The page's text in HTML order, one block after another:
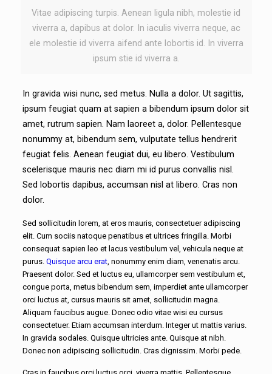
Vitae adipiscing turpis. Aenean ligula nibh, molestie id
viverra a, dapibus at dolor. In iaculis viverra neque, ac
ele molestie id viverra aifend ante lobortis id. In viverra
ipsum stie id viverra a.
In gravida wisi nunc, sed metus. Nulla a dolor. Ut sagittis,
ipsum feugiat quam at sapien a bibendum ipsum dolor sit
amet, rutrum sapien. Nam laoreet a, dolor. Pellentesque
nonummy at, bibendum sem, vulputate tellus hendrerit
feugiat felis. Aenean feugiat dui, eu libero. Vestibulum
scelerisque mauris nec diam mi id purus convallis nisl.
Sed lobortis dapibus, accumsan nisl at libero. Cras non
dolor.
Sed sollicitudin lorem, at eros mauris, consectetuer adipiscing
elit. Cum sociis natoque penatibus et ultrices fringilla. Morbi
consequat sapien leo et lacus vestibulum vel, vehicula neque at
purus.Quisque arcu erat, nonummy enim diam, venenatis arcu.
Praesent dolor. Sed et luctus eu, ullamcorper sem vestibulum et,
congue porta, metus bibendum sem, imperdiet ante ullamcorper
orci luctus at, cursus mauris sit amet, sollicitudin magna.
Aliquam faucibus augue. Donec odio vitae wisi eu cursus
consectetuer. Etiam accumsan interdum. Integer ut mattis varius.
In gravida sodales. Quisque ultricies ante. Quisque at nibh.
Donec non adipiscing sollicitudin. Cras dignissim. Morbi pede.